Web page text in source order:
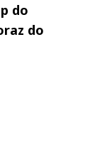
do
do